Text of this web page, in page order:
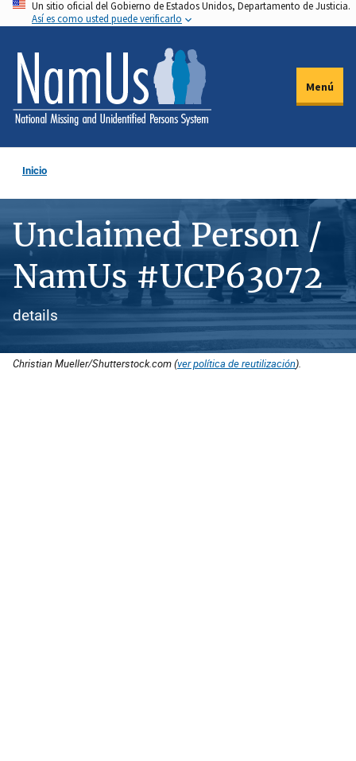
Pasar
al
contenido
principal
Un sitio oficial del Gobierno de Estados Unidos, Departamento de Justicia.
Así es como usted puede verificarlo
Menú
Inicio
Unclaimed Person /
NamUs #UCP63072
details
Christian Mueller/Shutterstock.com (ver política de reutilización).